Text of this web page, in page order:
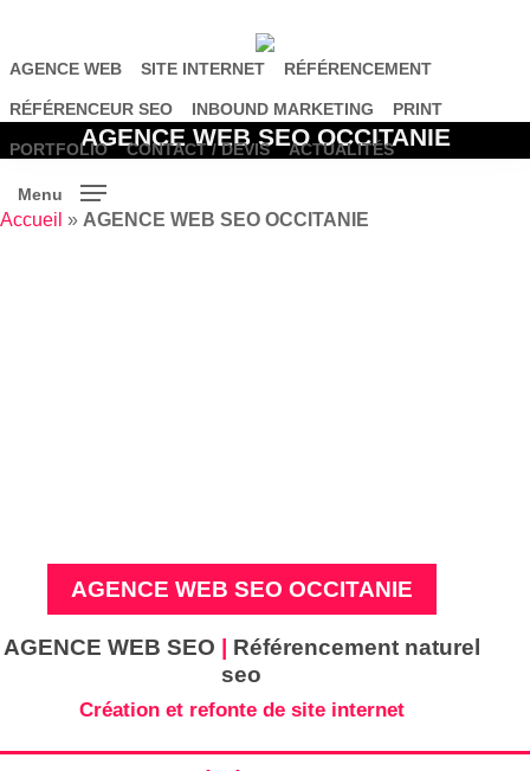
main
AGENCE WEB SITE INTERNET RÉFÉRENCEMENT
RÉFÉRENCEUR SEO INBOUND MARKETING PRINT
PORTFOLIO CONTACT / DEVIS ACTUALITÉS
Menu
AGENCE WEB SEO OCCITANIE
Accueil » AGENCE WEB SEO OCCITANIE
AGENCE WEB SEO OCCITANIE
AGENCE WEB SEO | Référencement naturel
seo
Création et refonte de site internet